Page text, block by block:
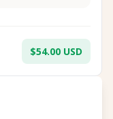
$54.00 USD